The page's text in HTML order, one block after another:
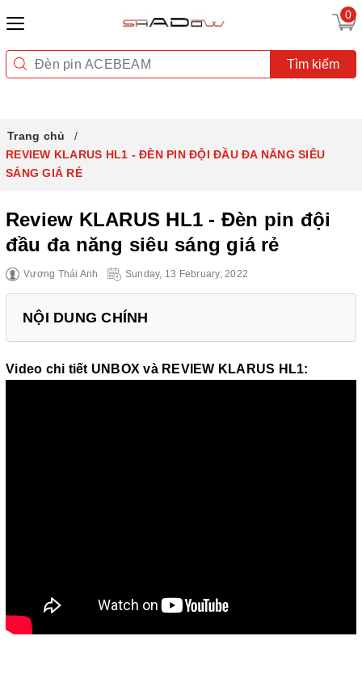
0
Tìm kiếm
Trang chủ
REVIEW KLARUS HL1 - ĐÈN PIN ĐỘI ĐẦU ĐA NĂNG SIÊU
SÁNG GIÁ RẺ
Review KLARUS HL1 - Đèn pin đội
đầu đa năng siêu sáng giá rẻ
Vương Thái Anh Sunday, 13 February, 2022
NỘI DUNG CHÍNH
Video chi tiết UNBOX và REVIEW KLARUS HL1: